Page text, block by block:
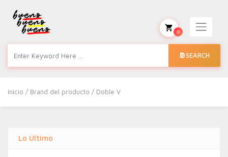
SEARCH
0
Inicio / Brand del producto / Doble V
Lo Último